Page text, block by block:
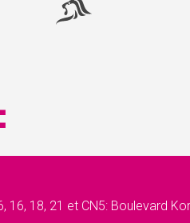
16, 18, 21 et CN5: Boulevard